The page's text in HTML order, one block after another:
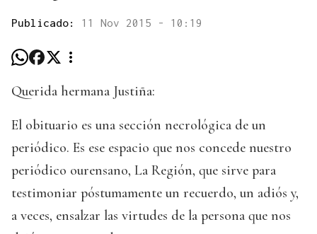
Publicado: 11 Nov 2015 - 10:19
Querida hermana Justiña:
El obituario es una sección necrológica de un
periódico. Es ese espacio que nos concede nuestro
periódico ourensano, La Región, que sirve para
testimoniar póstumamente un recuerdo, un adiós y,
a veces, ensalzar las virtudes de la persona que nos